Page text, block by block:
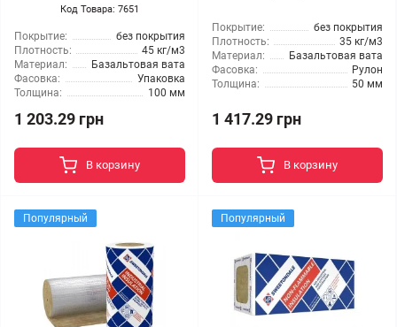
Код Товара: 7651
Покрытие:
без покрытия
Плотность:
45 кг/м3
Материал:
Базальтовая вата
Фасовка:
Упаковка
Толщина:
100 мм
1 203.29 грн
В корзину
Покрытие:
без покрытия
Плотность:
35 кг/м3
Материал:
Базальтовая вата
Фасовка:
Рулон
Толщина:
50 мм
1 417.29 грн
В корзину
Популярный Популярный